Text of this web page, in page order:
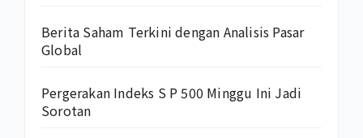
Berita Saham Terkini dengan Analisis Pasar
Global
Pergerakan Indeks S P 500 Minggu Ini Jadi
Sorotan